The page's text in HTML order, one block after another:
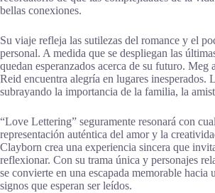
bellas conexiones.
Su viaje refleja las sutilezas del romance y el
personal. A medida que se despliegan las
quedan esperanzados acerca de su futuro. Meg
Reid encuentra alegría en lugares inesperados.
subrayando la importancia de la familia, la
“Love Lettering” seguramente resonará con
representación auténtica del amor y la
Clayborn crea una experiencia sincera que
reflexionar. Con su trama única y personajes
se convierte en una escapada memorable hacia
signos que esperan ser leídos.